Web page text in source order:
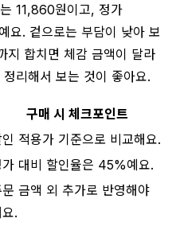
11,860원이고, 정가
. 겉으로는 부담이 낮아 보
지 합치면 체감 금액이 달라
리해서 보는 것이 좋아요.
구매 시 체크포인트
인 적용가 기준으로 비교해요.
가 대비 할인율은 45%예요.
문 금액 외 추가로 반영해야
.